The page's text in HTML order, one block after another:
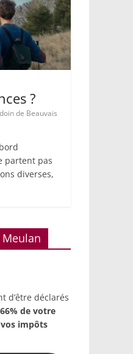
?
de Beauvais
partent pas
diverses,
d’être déclarés
66% de votre
impôts